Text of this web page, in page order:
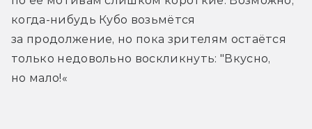
когда-нибудь Кубо возьмётся
за продолжение, но пока зрителям остаётся
только недовольно воскликнуть: "Вкусно,
но мало!«